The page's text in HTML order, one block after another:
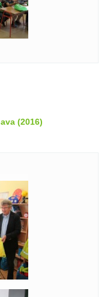
(2016)